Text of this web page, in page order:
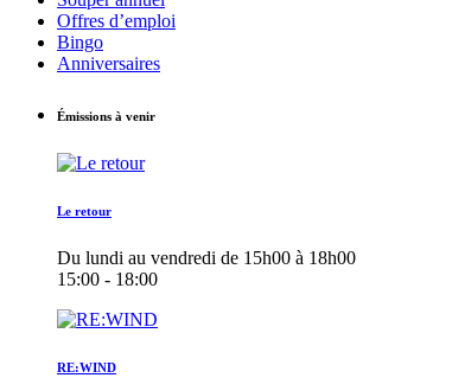
Offres d’emploi
Bingo
Anniversaires
Émissions à venir
Le retour
Du lundi au vendredi de 15h00 à 18h00
15:00 - 18:00
RE:WIND